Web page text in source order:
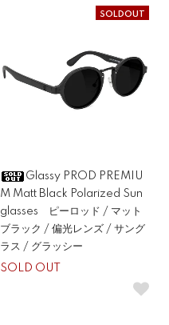
SOLDOUT
Glassy PROD PREMIU
M Matt Black Polarized Sun
glasses ピーロッド / マット
ブラック / 偏光レンズ / サング
ラス / グラッシー
SOLD OUT